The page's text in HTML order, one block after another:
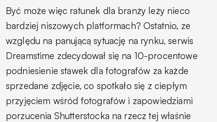
Być może więc ratunek dla branży leży nieco
bardziej niszowych platformach? Ostatnio, ze
względu na panującą sytuację na rynku, serwis
Dreamstime zdecydował się na 10-procentowe
podniesienie stawek dla fotografów za każde
sprzedane zdjęcie, co spotkało się z ciepłym
przyjęciem wśród fotografów i zapowiedziami
porzucenia Shutterstocka na rzecz tej właśnie